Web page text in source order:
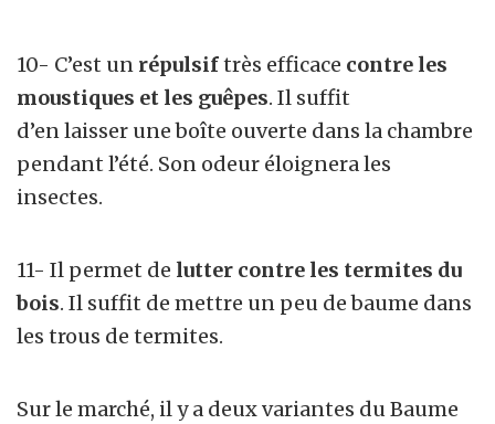
10- C’est un répulsiftrès efficace contre les
moustiques et les guêpes. Il suffit
d’en laisser une boîte ouverte dans la chambre
pendant l’été. Son odeur éloignera les
insectes.
11- Il permet de lutter contre les termites du
bois. Il suffit de mettre un peu de baume dans
les trous de termites.
Sur le marché, il y a deux variantes du Baume